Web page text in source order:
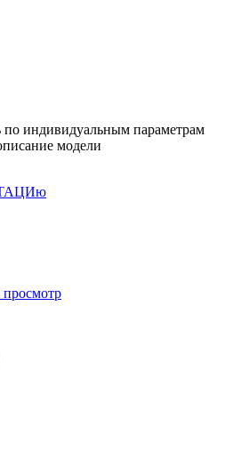
по индивидуальным параметрам
модели